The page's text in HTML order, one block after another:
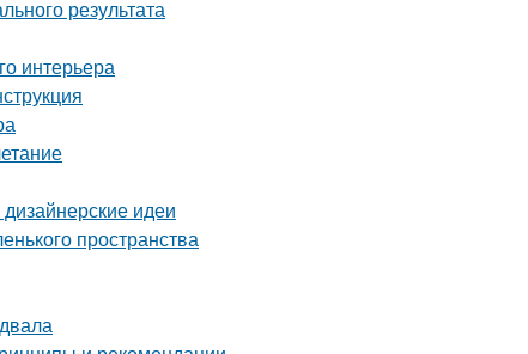
результата
интерьера
идеи
пространства